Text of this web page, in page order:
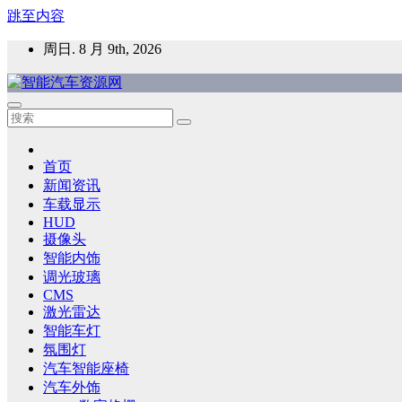
跳至内容
周日. 8 月 9th, 2026
智能汽车资源网
智能表面，智能内饰，新能源汽车，HMI，人车交互，智能车
首页
新闻资讯
车载显示
HUD
摄像头
智能内饰
调光玻璃
CMS
激光雷达
智能车灯
氛围灯
汽车智能座椅
汽车外饰